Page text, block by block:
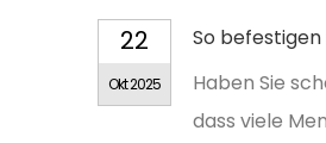
22
Okt 2025
So
Haben Sie
dass viele